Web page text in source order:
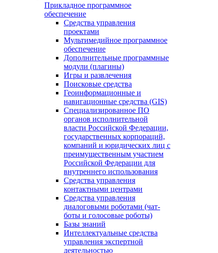
Прикладное программное
обеспечение
Средства управления
проектами
Мультимедийное программное
обеспечение
Дополнительные программные
модули (плагины)
Игры и развлечения
Поисковые средства
Геоинформационные и
навигационные средства (GIS)
Специализированное ПО
органов исполнительной
власти Российской Федерации,
государственных корпораций,
компаний и юридических лиц с
преимущественным участием
Российской Федерации для
внутреннего использования
Средства управления
контактными центрами
Средства управления
диалоговыми роботами (чат-
боты и голосовые роботы)
Базы знаний
Интеллектуальные средства
управления экспертной
деятельностью